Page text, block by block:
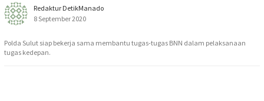
Redaktur DetikManado
8 September 2020
Polda Sulut siap bekerja sama membantu tugas-tugas BNN dalam pelaksanaan
tugas kedepan.